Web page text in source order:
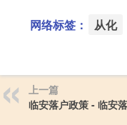
网络标签： 从化
上一篇
临安落户政策 - 临安